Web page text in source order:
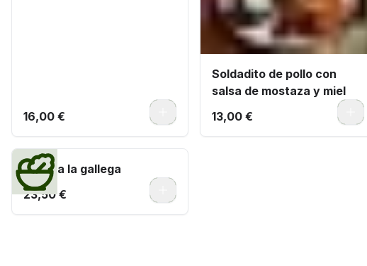
16,00 €
Soldadito de pollo con
salsa de mostaza y miel
13,00 €
Pulpo a la gallega
23,50 €